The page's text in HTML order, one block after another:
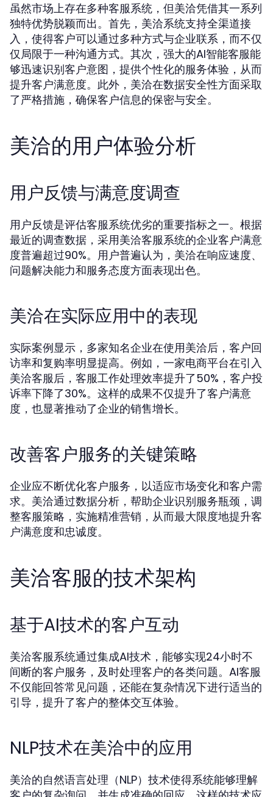
虽然市场上存在多种客服系统，但美洽凭借其一系列
独特优势脱颖而出。首先，美洽系统支持全渠道接
入，使得客户可以通过多种方式与企业联系，而不仅
仅局限于一种沟通方式。其次，强大的AI智能客服能
够迅速识别客户意图，提供个性化的服务体验，从而
提升客户满意度。此外，美洽在数据安全性方面采取
了严格措施，确保客户信息的保密与安全。
美洽的用户体验分析
用户反馈与满意度调查
用户反馈是评估客服系统优劣的重要指标之一。根据
最近的调查数据，采用美洽客服系统的企业客户满意
度普遍超过90%。用户普遍认为，美洽在响应速度、
问题解决能力和服务态度方面表现出色。
美洽在实际应用中的表现
实际案例显示，多家知名企业在使用美洽后，客户回
访率和复购率明显提高。例如，一家电商平台在引入
美洽客服后，客服工作处理效率提升了50%，客户投
诉率下降了30%。这样的成果不仅提升了客户满意
度，也显著推动了企业的销售增长。
改善客户服务的关键策略
企业应不断优化客户服务，以适应市场变化和客户需
求。美洽通过数据分析，帮助企业识别服务瓶颈，调
整客服策略，实施精准营销，从而最大限度地提升客
户满意度和忠诚度。
美洽客服的技术架构
基于AI技术的客户互动
美洽客服系统通过集成AI技术，能够实现24小时不
间断的客户服务，及时处理客户的各类问题。AI客服
不仅能回答常见问题，还能在复杂情况下进行适当的
引导，提升了客户的整体交互体验。
NLP技术在美洽中的应用
美洽的自然语言处理（NLP）技术使得系统能够理解